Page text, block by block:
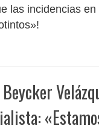
las incidencias
Beycker